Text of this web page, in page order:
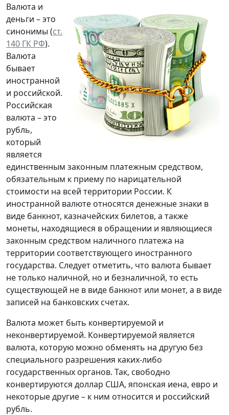
Валюта и
деньги – это
синонимы (ст.
140 ГК РФ).
Валюта
бывает
иностранной
и российской.
Российская
валюта – это
рубль,
который
является
единственным законным платежным средством,
обязательным к приему по нарицательной
стоимости на всей территории России. К
иностранной валюте относятся денежные знаки в
виде банкнот, казначейских билетов, а также
монеты, находящиеся в обращении и являющиеся
законным средством наличного платежа на
территории соответствующего иностранного
государства. Следует отметить, что валюта бывает
не только наличной, но и безналичной, то есть
существующей не в виде банкнот или монет, а в виде
записей на банковских счетах.
Валюта может быть конвертируемой и
неконвертируемой. Конвертируемой является
валюта, которую можно обменять на другую без
специального разрешения каких-либо
государственных органов. Так, свободно
конвертируются доллар США, японская иена, евро и
некоторые другие – к ним относится и российский
рубль.